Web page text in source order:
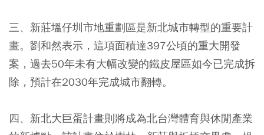
三、新莊塭仔圳市地重劃區是新北城市轉型的重要計
畫。劉和然表示，這項面積達397公頃的重大開發
案，過去50年未有大幅改變的鐵皮屋區如今已完成拆
除，預計在2030年完成城市翻轉。
四、新北大巨蛋計畫則將成為北台灣體育與休閒產業